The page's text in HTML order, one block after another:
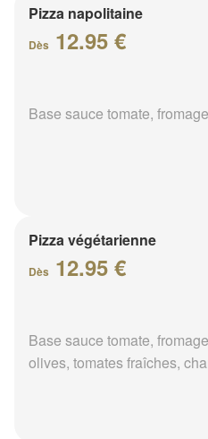
Pizza napolitaine
Dès 12.95 €
Base sauce tomate,
Pizza végétarienne
Dès 12.95 €
Base sauce tomate,
olives, tomates fraîches,